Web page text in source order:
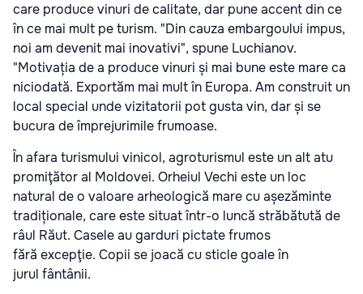
care produce vinuri de calitate, dar pune accent din ce
în ce mai mult pe turism. "Din cauza embargoului impus,
noi am devenit mai inovativi", spune Luchianov.
"Motivația de a produce vinuri și mai bune este mare ca
niciodată. Exportăm mai mult în Europa. Am construit un
local special unde vizitatorii pot gusta vin, dar și se
bucura de împrejurimile frumoase.
În afara turismului vinicol, agroturismul este un alt atu
promiţător al Moldovei. Orheiul Vechi este un loc
natural de o valoare arheologică mare cu așezăminte
tradiționale, care este situat într-o luncă străbătută de
râul Răut. Casele au garduri pictate frumos
fără excepţie. Copii se joacă cu sticle goale în
jurul fântânii.